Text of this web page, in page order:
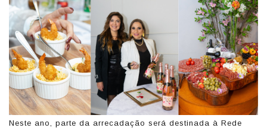
Neste ano, parte da arrecadação será destinada à Rede